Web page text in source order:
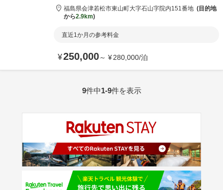
福島県会津若松市東山町大字石山字院内151番地
目的地
から2.9km
直近1か月の参考料金
¥250,000～ ¥280,000/泊
9件中1-9件を表示